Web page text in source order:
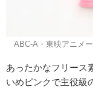
©ABC-A・東映アニメ
あったかなフリース
いめピンクで主役級